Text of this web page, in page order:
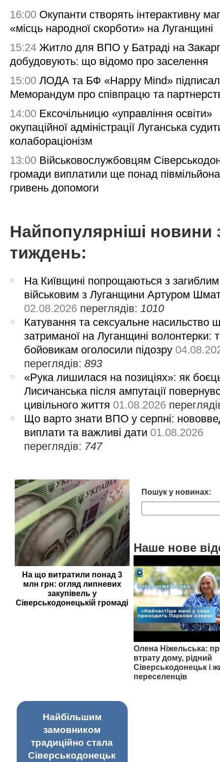
16:00 Окупанти створять інтерактивну
«місць народної скорботи» на Луганщині
15:24 Житло для ВПО у Батраді на
добудовують: що відомо про заселення
15:00 ЛОДА та БФ «Happy Mind»
Меморандум про співпрацю та
14:00 Ексочільницю «управління освіти»
окупаційної адміністрації Луганська
колабораціонізм
13:00 Військовослужбовцям
громади виплатили ще понад півмільйона
гривень допомоги
Найпопулярніші новини
тиждень:
На Київщині попрощаються з загиблим
військовим з Луганщини Артуром
02.08.2026 переглядів:1010
Катування та сексуальне насильство
затриманої на Луганщині волонтерки:
бойовикам оголосили підозру
переглядів:893
«Рука лишилася на позиціях»: як
Лисичанська після ампутації
цивільного життя 01.08.2026
Що варто знати ВПО у серпні:
виплати та важливі дати 01.08.2026
переглядів: 747
На що витратили понад 3
млн грн: огляд липневих
закупівель у
Сіверськодонецькій громаді
Пошук у новинах:
Наше нове
Олена Ніжельська:
втрату дому, рідний
Сіверськодонецьк і
переселенців
Найбільшим
замовником
традиційно стала
Сіверськодонецьк